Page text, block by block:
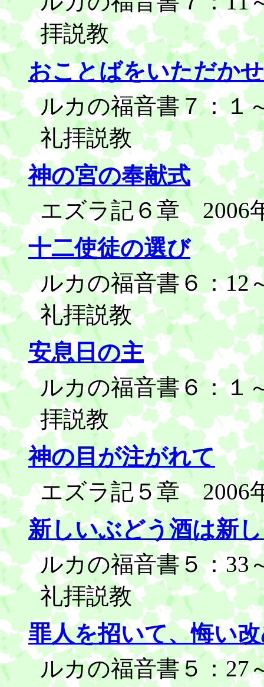
拝説教
おことばをいただか
ルカの福音書７：１
礼拝説教
神の宮の奉献式
エズラ記６章 2006
十二使徒の選び
ルカの福音書６：12
礼拝説教
安息日の主
ルカの福音書６：１
拝説教
神の目が注がれて
エズラ記５章 2006
新しいぶどう酒は新
ルカの福音書５：33
礼拝説教
罪人を招いて、悔い
ルカの福音書５：27